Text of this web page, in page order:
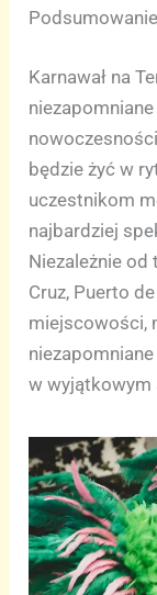
Podsumowanie
Karnawał na
będzie żyć w
uczestnikom
najbardziej
Niezależnie od
Cruz, Puerto
miejscowości,
w wyjątkowym